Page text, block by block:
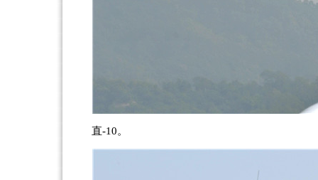
直-10。